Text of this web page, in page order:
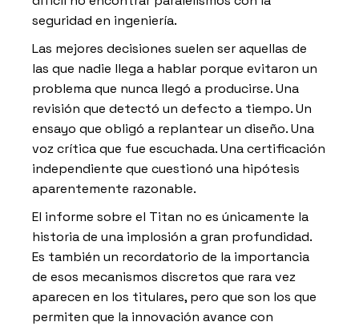
seguridad en ingeniería.
Las mejores decisiones suelen ser aquellas de
las que nadie llega a hablar porque evitaron un
problema que nunca llegó a producirse. Una
revisión que detectó un defecto a tiempo. Un
ensayo que obligó a replantear un diseño. Una
voz crítica que fue escuchada. Una certificación
independiente que cuestionó una hipótesis
aparentemente razonable.
El informe sobre el Titan no es únicamente la
historia de una implosión a gran profundidad.
Es también un recordatorio de la importancia
de esos mecanismos discretos que rara vez
aparecen en los titulares, pero que son los que
permiten que la innovación avance con